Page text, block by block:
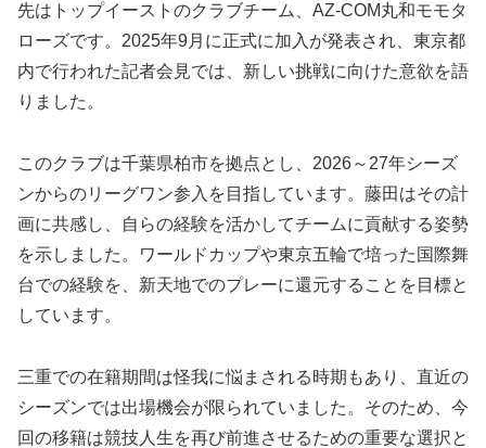
先はトップイーストのクラブチーム、AZ-COM丸和モモタ
ローズです。2025年9月に正式に加入が発表され、東京都
内で行われた記者会見では、新しい挑戦に向けた意欲を語
りました。
このクラブは千葉県柏市を拠点とし、2026～27年シーズ
ンからのリーグワン参入を目指しています。藤田はその計
画に共感し、自らの経験を活かしてチームに貢献する姿勢
を示しました。ワールドカップや東京五輪で培った国際舞
台での経験を、新天地でのプレーに還元することを目標と
しています。
三重での在籍期間は怪我に悩まされる時期もあり、直近の
シーズンでは出場機会が限られていました。そのため、今
回の移籍は競技人生を再び前進させるための重要な選択と